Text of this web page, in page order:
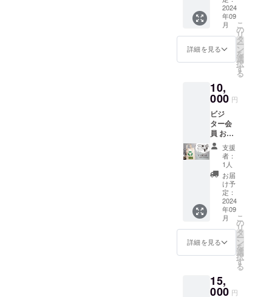
分（500
円×5
枚）の
商品券
みらい
ずマー
ケット
お店で
使えま
す もし
くは、
出店料
として
使うこ
とも可
能です
有効期
限
2025年
7月末ま
で ②イ
ベン
ター会
員様が
の お手
伝い 出
2024
年09
月
詳細を見る
こ
の
リ
タ
ー
ン
を
選
択
す
る
10,
000 円
ビジ
ター会
員 お客
様枠 ①
お礼の
メッ
セージ
②みら
いず
マー
ケット
で使え
る商品
券 み
らいず
マー
参加の
お店で
支援
者：
1人
お届
け予
定：
2024
年09
月
詳細を見る
こ
の
リ
タ
ー
ン
を
選
択
す
る
15,
000 円